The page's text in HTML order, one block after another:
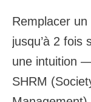
Remplacer
jusqu’à 2 fois
une intuition
SHRM